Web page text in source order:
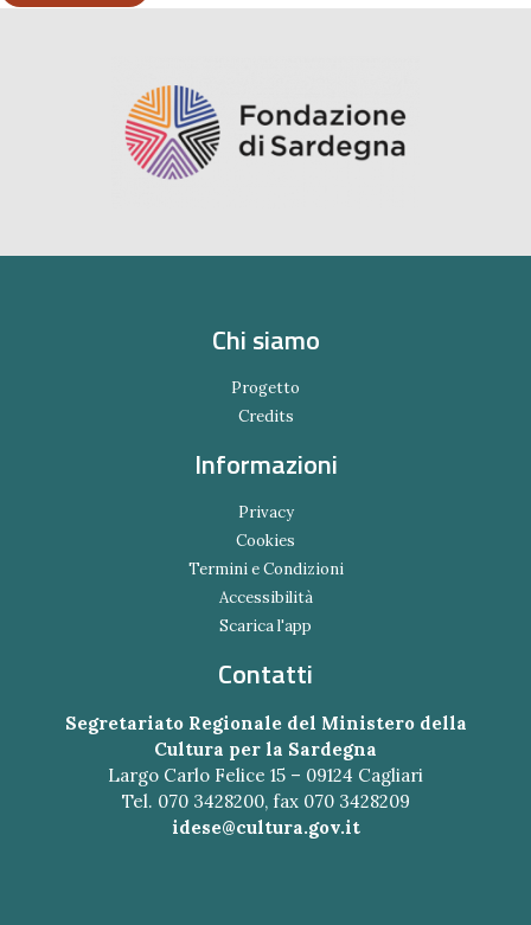
Chi siamo
Progetto
Credits
Informazioni
Privacy
Cookies
Termini e Condizioni
Accessibilità
Scarica l'app
Contatti
Segretariato Regionale del Ministero della
Cultura per la Sardegna
Largo Carlo Felice 15 – 09124 Cagliari
Tel. 070 3428200, fax 070 3428209
idese@cultura.gov.it